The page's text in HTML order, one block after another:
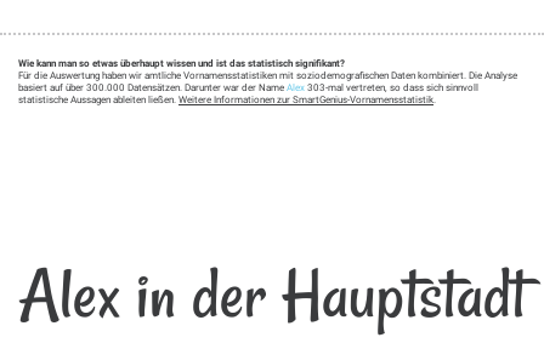
Wie kann man so etwas überhaupt wissen und ist das statistisch signifikant?
Für die Auswertung haben wir amtliche Vornamensstatistiken mit soziodemografischen Daten kombiniert. Die Analyse
basiert auf über 300.000 Datensätzen. Darunter war der Name Alex 303-mal vertreten, so dass sich sinnvoll
statistische Aussagen ableiten ließen. Weitere Informationen zur SmartGenius-Vornamensstatistik.
Alex in der Hauptstadt